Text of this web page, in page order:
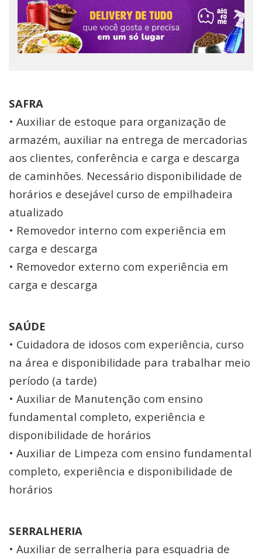
SAFRA
• Auxiliar de estoque para organização de
armazém, auxiliar na entrega de mercadorias
aos clientes, conferência e carga e descarga
de caminhões. Necessário disponibilidade de
horários e desejável curso de empilhadeira
atualizado
• Removedor interno com experiência em
carga e descarga
• Removedor externo com experiência em
carga e descarga
SAÚDE
• Cuidadora de idosos com experiência, curso
na área e disponibilidade para trabalhar meio
período (a tarde)
• Auxiliar de Manutenção com ensino
fundamental completo, experiência e
disponibilidade de horários
• Auxiliar de Limpeza com ensino fundamental
completo, experiência e disponibilidade de
horários
SERRALHERIA
• Auxiliar de serralheria para esquadria de